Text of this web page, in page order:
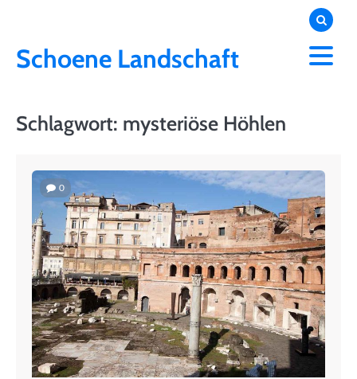
contentSchoene Landschaft
Schlagwort: mysteriöse Höhlen
0